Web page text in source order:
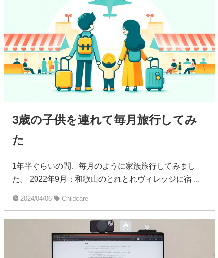
3歳の子供を連れて毎月旅行してみ
た
1年半ぐらいの間、毎月のように家族旅行してみまし
た。 2022年9月：和歌山のとれとれヴィレッジに宿 ...
2024/04/06 Childcare